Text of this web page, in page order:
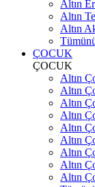
Altın
Altın
Altın
ÇOCUK
ÇOCUK
Altın
Altın
Altın
Altın
Altın
Altın
Altın
Altın
Altın